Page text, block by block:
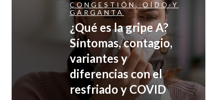
CONGESTIÓN, OÍDO Y
GARGANTA
¿Qué es la gripe A?
Síntomas, contagio,
variantes y
diferencias con el
resfriado y COVID